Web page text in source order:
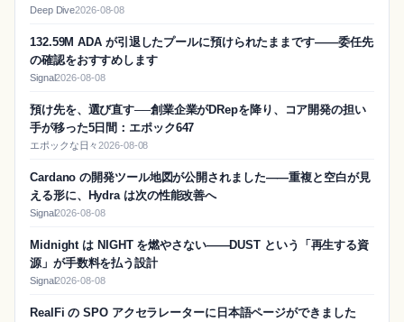
Deep Dive2026-08-08
132.59M ADA が引退したプールに預けられたままです——委任先
の確認をおすすめします
Signal2026-08-08
預け先を、選び直す──創業企業がDRepを降り、コア開発の担い
手が移った5日間：エポック647
エポックな日々2026-08-08
Cardano の開発ツール地図が公開されました——重複と空白が見
える形に、Hydra は次の性能改善へ
Signal2026-08-08
Midnight は NIGHT を燃やさない——DUST という「再生する資
源」が手数料を払う設計
Signal2026-08-08
RealFi の SPO アクセラレーターに日本語ページができました